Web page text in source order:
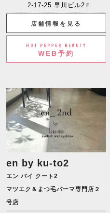
2-17-25 早川ビル2Ｆ
店舗情報を見る
HOT PEPPER BEAUTY
WEB予約
en by ku-to2
エン バイ クート2
マツエク＆まつ毛パーマ専門店２
号店